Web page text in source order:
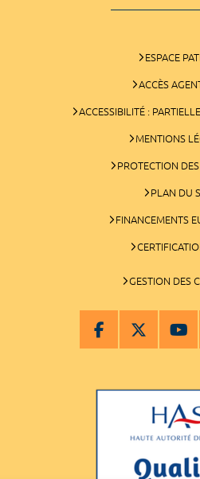
ESPACE
ACCÈS
ACCESSIBILITÉ :
MENTIONS
PROTECTION
PLAN DU
FINANCEMENTS
GESTION DES